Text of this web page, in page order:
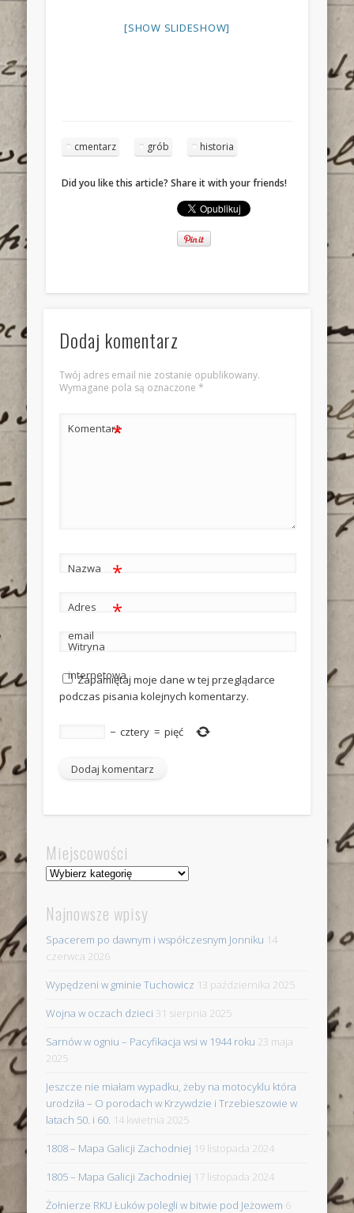
[SHOW SLIDESHOW]
cmentarz grób historia
Did you like this article? Share it with your friends!
Dodaj komentarz
Twój adres email nie zostanie opublikowany.
Wymagane pola są oznaczone *
Komentarz
*
Nazwa *
Adres
email
*
Witryna
internetowa
Zapamiętaj moje dane w tej przeglądarce
podczas pisania kolejnych komentarzy.
− cztery = pięć
Miejscowości
Miejscowości
Najnowsze wpisy
Spacerem po dawnym i współczesnym Jonniku 14
czerwca 2026
Wypędzeni w gminie Tuchowicz 13 października 2025
Wojna w oczach dzieci 31 sierpnia 2025
Sarnów w ogniu – Pacyfikacja wsi w 1944 roku 23 maja
2025
Jeszcze nie miałam wypadku, żeby na motocyklu która
urodziła – O porodach w Krzywdzie i Trzebieszowie w
latach 50. i 60. 14 kwietnia 2025
1808 – Mapa Galicji Zachodniej 19 listopada 2024
1805 – Mapa Galicji Zachodniej 17 listopada 2024
Żołnierze RKU Łuków polegli w bitwie pod Jeżowem 6